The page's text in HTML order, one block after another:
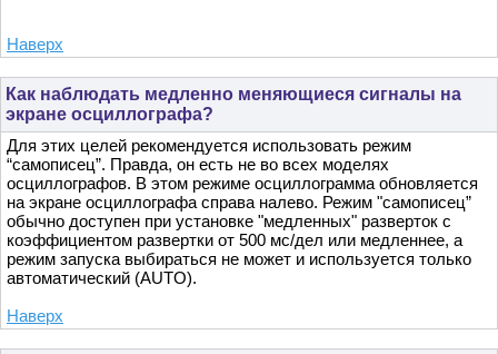
Наверх
Как наблюдать медленно меняющиеся сигналы на
экране осциллографа?
Для этих целей рекомендуется использовать режим
“самописец”. Правда, он есть не во всех моделях
осциллографов. В этом режиме осциллограмма обновляется
на экране осциллографа справа налево. Режим "самописец”
обычно доступен при установке "медленных" разверток с
коэффициентом развертки от 500 мс/дел или медленнее, а
режим запуска выбираться не может и используется только
автоматический (AUTO).
Наверх